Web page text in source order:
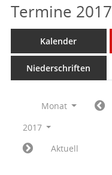
Termine 2017
Kalender
Niederschriften
Monat
2017
Aktuell